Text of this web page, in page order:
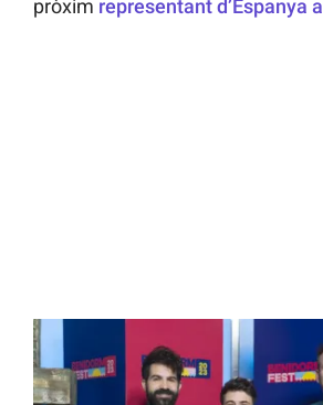
pròxim representant d’Espanya a